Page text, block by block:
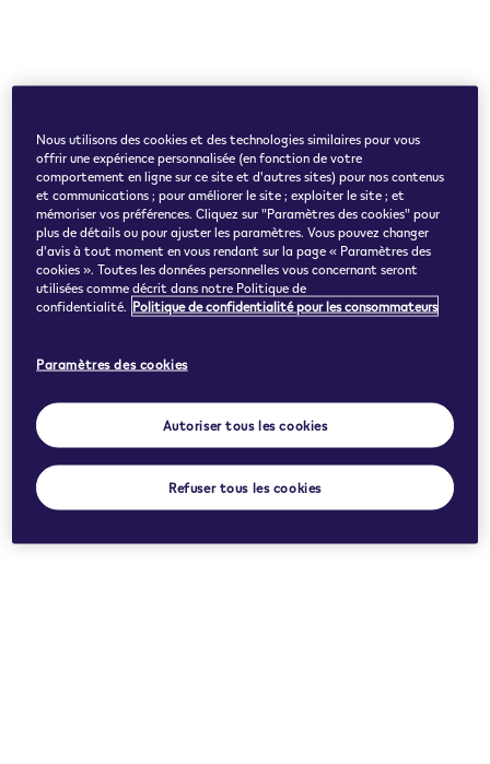
Nous utilisons des cookies et des technologies similaires pour vous
offrir une expérience personnalisée (en fonction de votre
comportement en ligne sur ce site et d'autres sites) pour nos contenus
et communications ; pour améliorer le site ; exploiter le site ; et
mémoriser vos préférences. Cliquez sur "Paramètres des cookies" pour
plus de détails ou pour ajuster les paramètres. Vous pouvez changer
d'avis à tout moment en vous rendant sur la page « Paramètres des
cookies ». Toutes les données personnelles vous concernant seront
utilisées comme décrit dans notre Politique de
confidentialité. Politique de confidentialité pour les consommateurs
Paramètres des cookies
Autoriser tous les cookies
Refuser tous les cookies